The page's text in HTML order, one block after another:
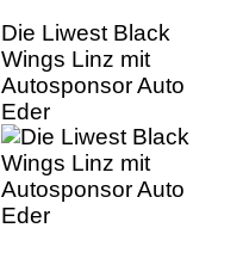
Die Liwest Black
Wings Linz mit
Autosponsor Auto
Eder